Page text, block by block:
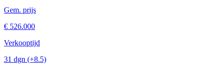
Gem. prijs
€ 526.000
Verkooptijd
31 dgn (+8.5)